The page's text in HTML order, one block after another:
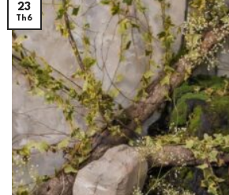
23
Th6